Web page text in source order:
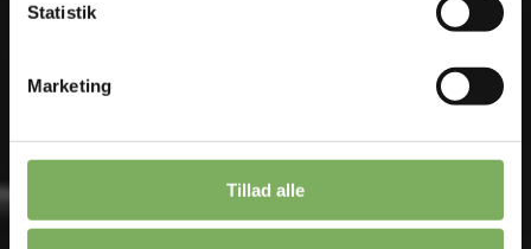
Statistik
Marketing
Tillad alle